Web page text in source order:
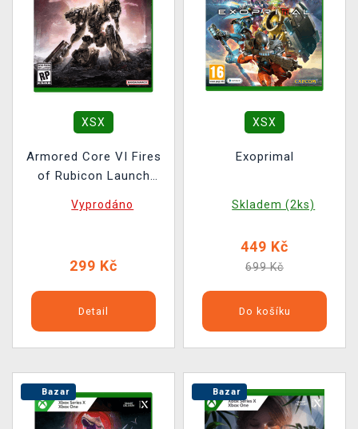
XSX
Armored Core VI Fires
of Rubicon Launch
Vyprodáno
299 Kč
Detail
XSX
Exoprimal
Skladem (2ks)
449 Kč
699 Kč
Do košíku
Bazar Bazar